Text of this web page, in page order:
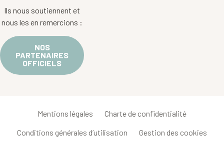
Ils nous soutiennent et
nous les en remercions :
NOS
PARTENAIRES
OFFICIELS
Mentions légales Charte de confidentialité
Conditions générales d’utilisation Gestion des cookies